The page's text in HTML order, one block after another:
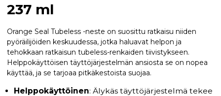
237 ml
Orange Seal Tubeless -neste on suosittu ratkaisu niiden
pyöräilijöiden keskuudessa, jotka haluavat helpon ja
tehokkaan ratkaisun tubeless-renkaiden tiivistykseen.
Helppokäyttöisen täyttöjärjestelmän ansiosta se on nopea
käyttää, ja se tarjoaa pitkäkestoista suojaa.
Helppokäyttöinen: Älykäs täyttöjärjestelmä tekee